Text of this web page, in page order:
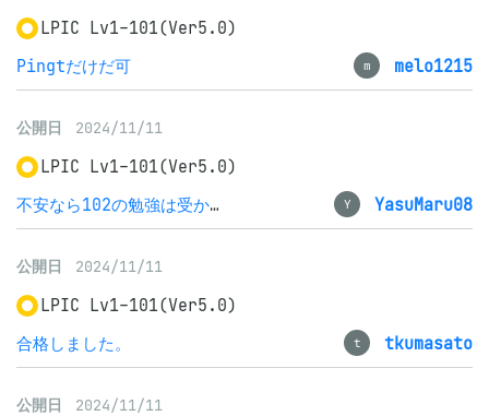
LPIC Lv1-101(Ver5.0)
Pingtだけだ可
m melo1215
公開日 2024/11/11
LPIC Lv1-101(Ver5.0)
不安なら102の勉強は受かってからでいい、101に専念
Y YasuMaru08
公開日 2024/11/11
LPIC Lv1-101(Ver5.0)
合格しました。
t tkumasato
公開日 2024/11/11